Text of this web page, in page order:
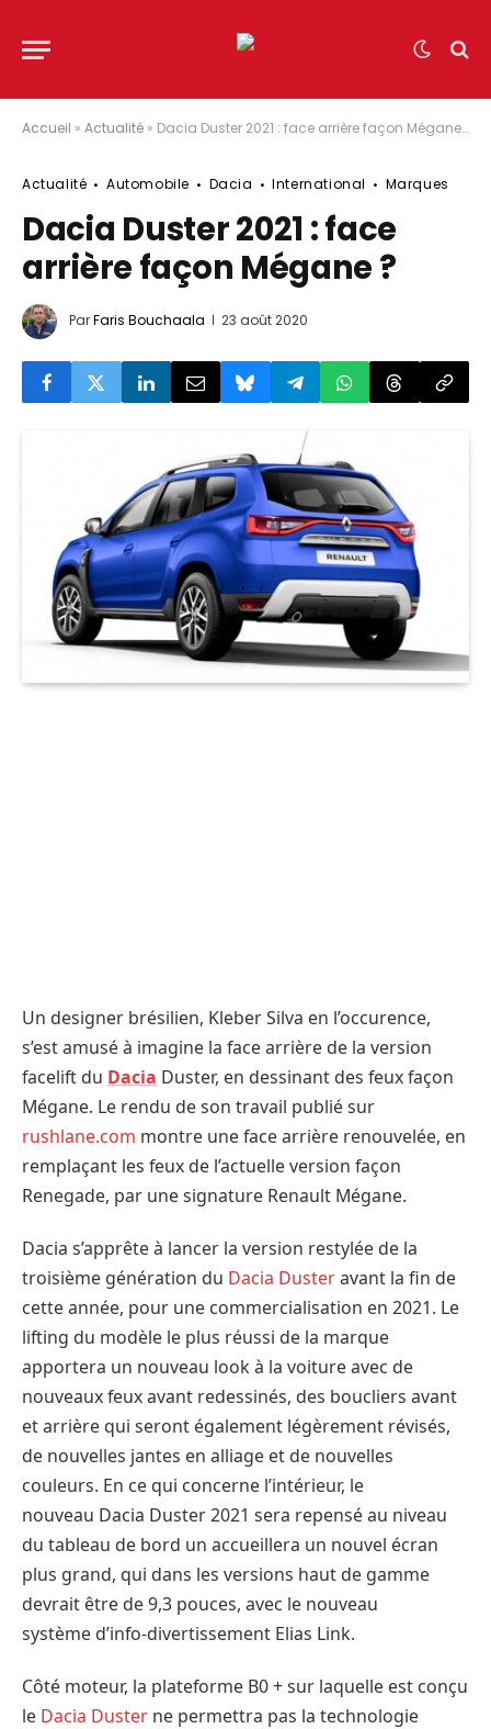
Accueil » Actualité » Dacia Duster 2021 : face arrière façon Mégane ?
Actualité Automobile Dacia International Marques
Dacia Duster 2021 : face
arrière façon Mégane ?
ParFaris Bouchaala 23 août 2020
Un designer brésilien, Kleber Silva en l’occurence,
s’est amusé à imagine la face arrière de la version
facelift du Dacia Duster, en dessinant des feux façon
Mégane. Le rendu de son travail publié sur
rushlane.com montre une face arrière renouvelée, en
remplaçant les feux de l’actuelle version façon
Renegade, par une signature Renault Mégane.
Dacia s’apprête à lancer la version restylée de la
troisième génération du Dacia Dusteravant la fin de
cette année, pour une commercialisation en 2021. Le
lifting du modèle le plus réussi de la marque
apportera un nouveau look à la voiture avec de
nouveaux feux avant redessinés, des boucliers avant
et arrière qui seront également légèrement révisés,
de nouvelles jantes en alliage et de nouvelles
couleurs. En ce qui concerne l’intérieur, le
nouveau Dacia Duster 2021 sera repensé au niveau
du tableau de bord un accueillera un nouvel écran
plus grand, qui dans les versions haut de gamme
devrait être de 9,3 pouces, avec le nouveau
système d’info-divertissement Elias Link.
Côté moteur, la plateforme B0 + sur laquelle est conçu
le Dacia Duster ne permettra pas la technologie